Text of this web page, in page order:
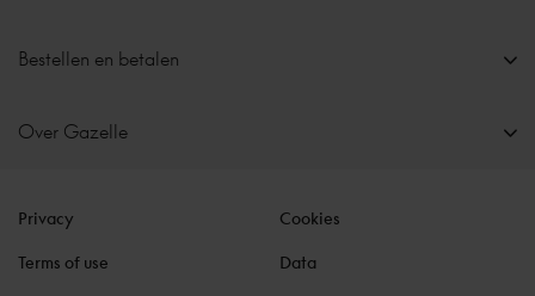
Bestellen en betalen
Over Gazelle
Privacy Cookies
Terms of use Data